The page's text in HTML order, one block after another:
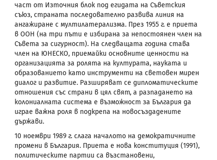
част от Източния блок под егидата на Съветския
съюз, страната последователно развива линия на
ангажиране с мултилатерализма. През 1955 г. е приета
в ООН (на три пъти е избирана за непостоянен член на
Съвета за сигурност). На следващата година става
член на ЮНЕСКО, приемайки основните ценности на
организацията за ролята на културата, науката и
образованието като инструменти на световен мирен
диалог и развитие. Разширяват се дипломатическите
отношения със страни в цял свят, а разпадането на
колониалната система е възможност за България да
играе важна роля в подкрепа на новосъздадените
държави.
10 ноември 1989 г. слага началото на демократичните
промени в България. Приета е нова конституция (1991),
политическите партии са възстановени,